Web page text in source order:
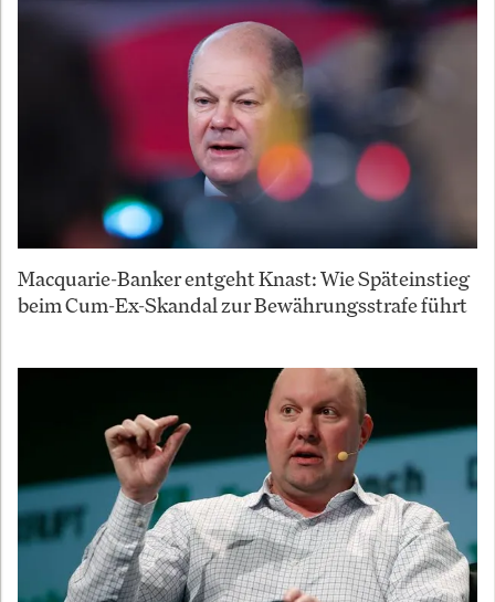
Macquarie-Banker entgeht Knast: Wie Späteinstieg
beim Cum-Ex-Skandal zur Bewährungsstrafe führt